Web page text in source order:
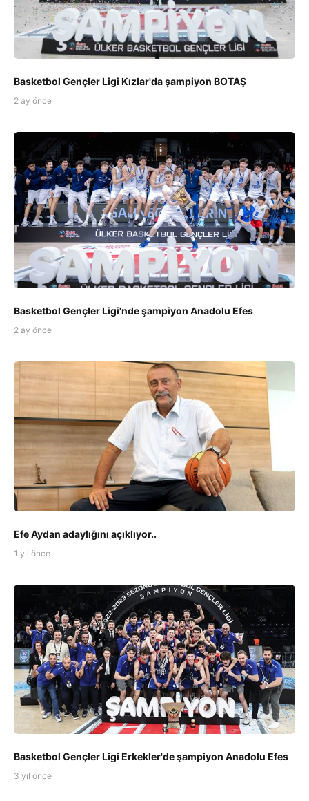
Basketbol Gençler Ligi Kızlar'da şampiyon BOTAŞ
2 ay önce
Basketbol Gençler Ligi'nde şampiyon Anadolu Efes
2 ay önce
Efe Aydan adaylığını açıklıyor..
1 yıl önce
Basketbol Gençler Ligi Erkekler'de şampiyon Anadolu Efes
3 yıl önce